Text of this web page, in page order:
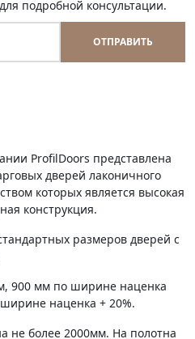
подробной консультации.
ОТПРАВИТЬ
ProfilDoors представлена
дверей лаконичного
которых является высокая
конструкция.
размеров дверей с
900 мм по ширине наценка
наценка + 20%.
не более 2000мм. На полотна